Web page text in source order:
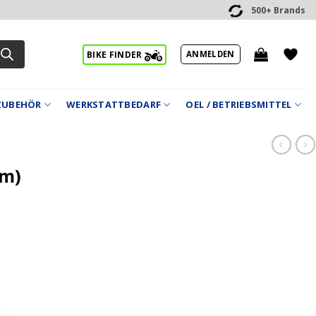
500+ Brands
BIKE FINDER ANMELDEN
WERKSTATTBEDARF OEL / BETRIEBSMITTEL